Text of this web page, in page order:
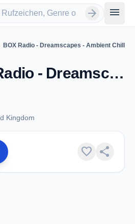
arrow_forward menu
BOX Radio - Dreamscapes - Ambient Chill
BOX Radio - Dreamscapes - Ambient Chill - London
Kingdom
favorite share